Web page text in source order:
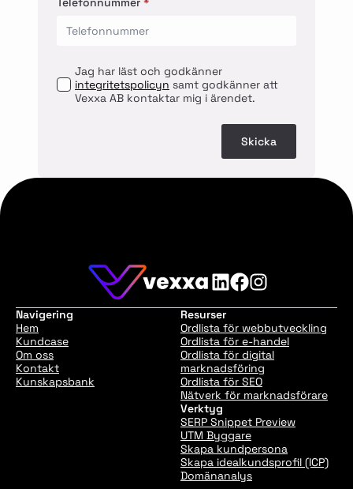
Jag har läst och godkänner
integritetspolicyn
Vexxa AB kontaktar mig i ärendet.
Skicka
Navigering
Hem
Kundcase
Om oss
Kontakt
Kunskapsbank
Resurser
Ordlista för webbutveckling
Ordlista för e-handel
Ordlista för digital
marknadsföring
Ordlista för SEO
Nätverk för marknadsförare
Verktyg
SERP Snippet Preview
UTM Byggare
Skapa kundpersona
Skapa idealkundsprofil (ICP)
Domänanalys